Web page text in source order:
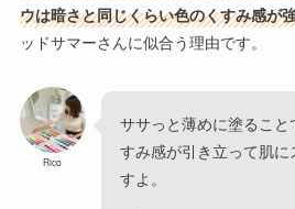
ウは暗さと同じくらい色のくすみ感が
ッドサマーさんに似合う理由です。
Rico
ササっと薄めに塗ること
すみ感が引き立って肌
すよ。